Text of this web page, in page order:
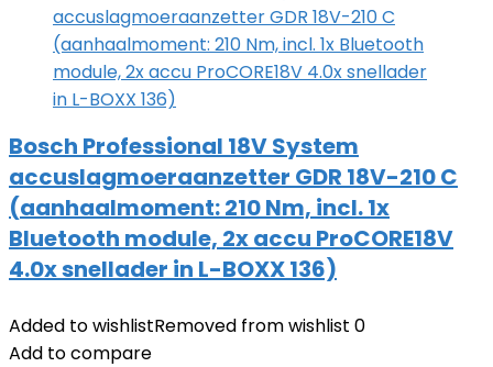
Bosch Professional 18V System
accuslagmoeraanzetter GDR 18V-210 C
(aanhaalmoment: 210 Nm, incl. 1x
Bluetooth module, 2x accu ProCORE18V
4.0x snellader in L-BOXX 136)
Added to wishlistRemoved from wishlist 0
Add to compare